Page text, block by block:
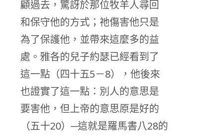
顧過去，驚訝於那位牧羊人尋回
和保守他的方式；祂傷害他只是
為了保護他，並帶來這麼多的益
處。雅各的兒子約瑟已經看到了
這一點（四十五5－8），他後來
也證實了這一點：別人的意思是
要害他，但上帝的意思原是好的
（五十20）─這就是羅馬書八28的